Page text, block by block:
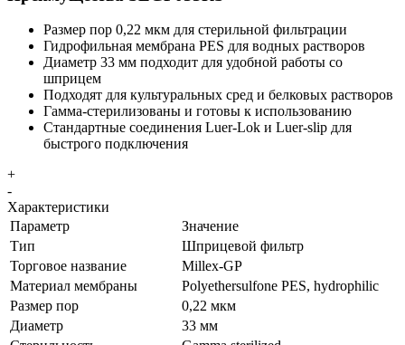
Размер пор 0,22 мкм для стерильной фильтрации
Гидрофильная мембрана PES для водных растворов
Диаметр 33 мм подходит для удобной работы со
шприцем
Подходят для культуральных сред и белковых растворов
Гамма-стерилизованы и готовы к использованию
Стандартные соединения Luer-Lok и Luer-slip для
быстрого подключения
+
-
Характеристики
Параметр
Значение
Тип
Шприцевой фильтр
Торговое название
Millex-GP
Материал мембраны
Polyethersulfone PES, hydrophilic
Размер пор
0,22 мкм
Диаметр
33 мм